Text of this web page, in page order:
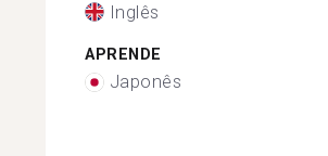
Inglês
APRENDE
Japonês